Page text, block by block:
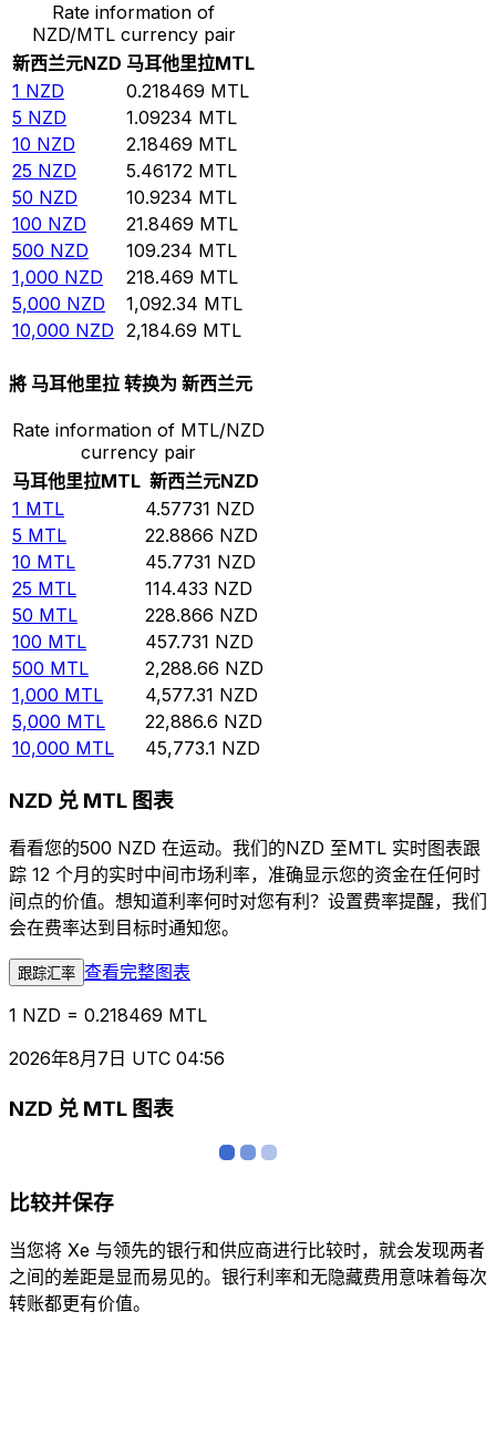
Rate information of
NZD/MTL currency pair
新西兰元NZD 马耳他里拉MTL
1 NZD 0.218469 MTL
5 NZD 1.09234 MTL
10 NZD 2.18469 MTL
25 NZD 5.46172 MTL
50 NZD 10.9234 MTL
100 NZD 21.8469 MTL
500 NZD 109.234 MTL
1,000 NZD 218.469 MTL
5,000 NZD 1,092.34 MTL
10,000 NZD 2,184.69 MTL
將 马耳他里拉 转换为 新西兰元
Rate information of MTL/NZD
currency pair
马耳他里拉MTL 新西兰元NZD
1 MTL 4.57731 NZD
5 MTL 22.8866 NZD
10 MTL 45.7731 NZD
25 MTL 114.433 NZD
50 MTL 228.866 NZD
100 MTL 457.731 NZD
500 MTL 2,288.66 NZD
1,000 MTL 4,577.31 NZD
5,000 MTL 22,886.6 NZD
10,000 MTL 45,773.1 NZD
NZD 兑 MTL 图表
看看您的500 NZD 在运动。我们的NZD 至MTL 实时图表跟
踪 12 个月的实时中间市场利率，准确显示您的资金在任何时
间点的价值。想知道利率何时对您有利？设置费率提醒，我们
会在费率达到目标时通知您。
跟踪汇率 查看完整图表
1 NZD = 0.218469 MTL
2026年8月7日 UTC 04:56
NZD 兑 MTL 图表
比较并保存
当您将 Xe 与领先的银行和供应商进行比较时，就会发现两者
之间的差距是显而易见的。银行利率和无隐藏费用意味着每次
转账都更有价值。